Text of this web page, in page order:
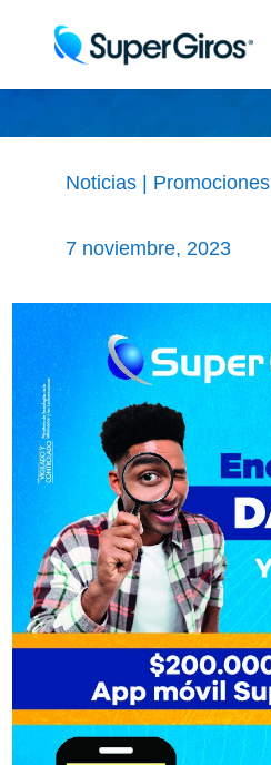
Noticias| Promociones
7 noviembre, 2023